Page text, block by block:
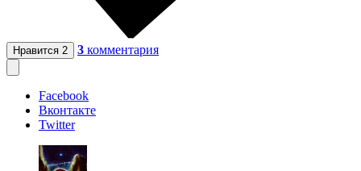
Нравится 2 3 комментария
Facebook
Вконтакте
Twitter